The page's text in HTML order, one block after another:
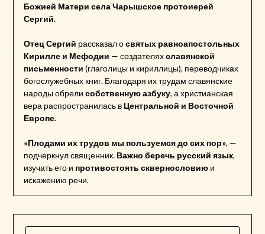
Божией Матери села Чарышское протоиерей
Сергий.
Отец Сергий рассказал освятых равноапостольных
Кирилле и Мефодии — создателяхславянской
письменности (глаголицы и кириллицы), переводчиках
богослужебных книг. Благодаря их трудам славянские
народы обрели собственную азбуку, а христианская
вера распространилась в Центральной и Восточной
Европе.
«Плодами их трудов мы пользуемся до сих пор», —
подчеркнул священник. Важно беречь русский язык,
изучать его и противостоять сквернословиюи
искажению речи.